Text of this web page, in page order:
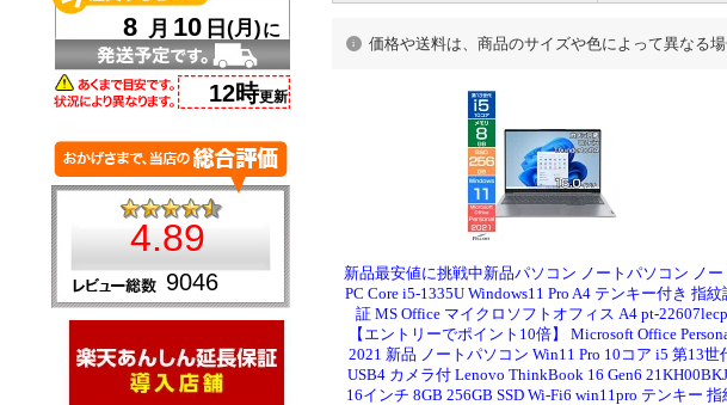
価格や送料は、商品のサイズや色によって異なる場
新品最安値に挑戦中新品パソコン ノートパソコン ノー
PC Core i5-1335U Windows11 Pro A4 テンキー付き 指紋
証 MS Office マイクロソフトオフィス A4 pt-22607lecp
【エントリーでポイント10倍】 Microsoft Office
2021 新品 ノートパソコン Win11 Pro 10コア i5 第13世
USB4 カメラ付 Lenovo ThinkBook 16 Gen6
16インチ 8GB 256GB SSD Wi-Fi6 win11pro テンキー 指